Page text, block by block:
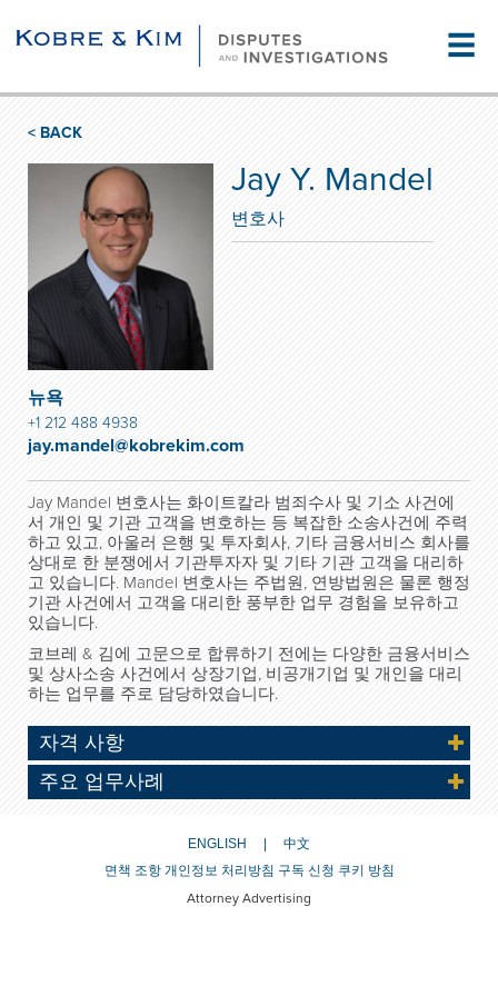
☰
< BACK
Jay Y. Mandel
변호사
뉴욕
+1 212 488 4938
jay.mandel@kobrekim.com
Jay Mandel 변호사는 화이트칼라 범죄수사 및 기소 사건에
서 개인 및 기관 고객을 변호하는 등 복잡한 소송사건에 주력
하고 있고, 아울러 은행 및 투자회사, 기타 금융서비스 회사를
상대로 한 분쟁에서 기관투자자 및 기타 기관 고객을 대리하
고 있습니다. Mandel 변호사는 주법원, 연방법원은 물론 행정
기관 사건에서 고객을 대리한 풍부한 업무 경험을 보유하고
있습니다.
코브레 & 김에 고문으로 합류하기 전에는 다양한 금융서비스
및 상사소송 사건에서 상장기업, 비공개기업 및 개인을 대리
하는 업무를 주로 담당하였습니다.
자격 사항
주요 업무사례
ENGLISH
中文
면책 조항 개인정보 처리방침 구독 신청 쿠키 방침
Attorney Advertising